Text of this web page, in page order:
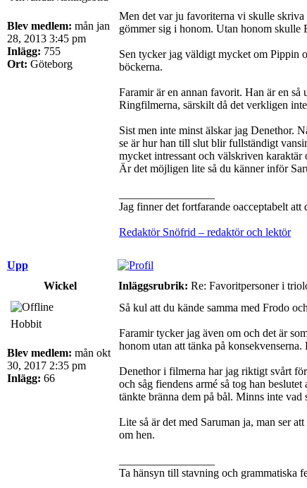
Blev medlem: mån jan
28, 2013 3:45 pm
Inlägg: 755
Ort: Göteborg
Men det var ju favoriterna vi skulle skriva
gömmer sig i honom. Utan honom skulle
Sen tycker jag väldigt mycket om Pippin
böckerna.
Faramir är en annan favorit. Han är en så
Ringfilmerna, särskilt då det verkligen
Sist men inte minst älskar jag Denethor.
se är hur han till slut blir fullständigt
mycket intressant och välskriven karaktär
Är det möjligen lite så du känner inför
Jag finner det fortfarande oacceptabelt att
Redaktör Snöfrid – redaktör och lektör
Upp
Wickel
Inläggsrubrik: Re: Favoritpersoner i
Hobbit
Blev medlem: mån okt
30, 2017 2:35 pm
Inlägg: 66
Så kul att du kände samma med Frodo
Faramir tycker jag även om och det är
honom utan att tänka på
Denethor i filmerna har jag riktigt svårt
och såg fiendens armé så tog han
tänkte bränna dem på bål. Minns inte
Lite så är det med Saruman ja, man ser
om hen.
Ta hänsyn till stavning och grammatiska